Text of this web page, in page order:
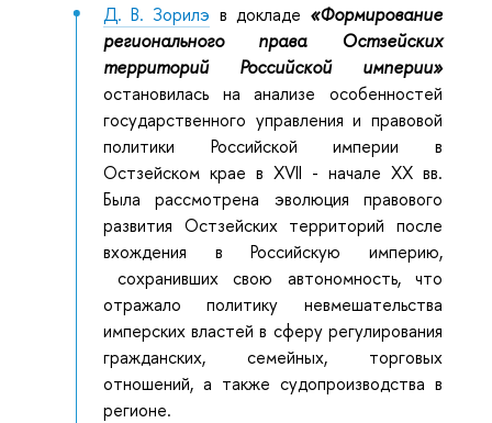
Д. В. Зорилэ в докладе «Формирование
регионального права Остзейских
территорий Российской империи»
остановилась на анализе особенностей
государственного управления и правовой
политики Российской империи в
Остзейском крае в XVII - начале XX вв.
Была рассмотрена эволюция правового
развития Остзейских территорий после
вхождения в Российскую империю,
сохранивших свою автономность, что
отражало политику невмешательства
имперских властей в сферу регулирования
гражданских, семейных, торговых
отношений, а также судопроизводства в
регионе.